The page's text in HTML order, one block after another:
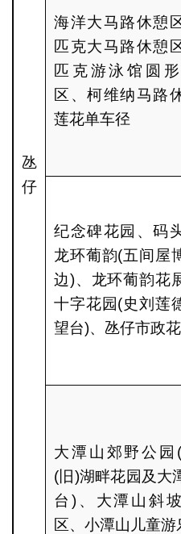
氹
仔
海洋大马路休憩
匹克大马路休憩
匹克游泳馆圆
区、柯维纳马路
莲花单车径
纪念碑花园、码
龙环葡韵(五间屋
边)、龙环葡韵花
十字花园(史刘莲
望台)、氹仔市政
大潭山郊野公园
(旧)湖畔花园及大
台)、大潭山斜
区、小潭山儿童游